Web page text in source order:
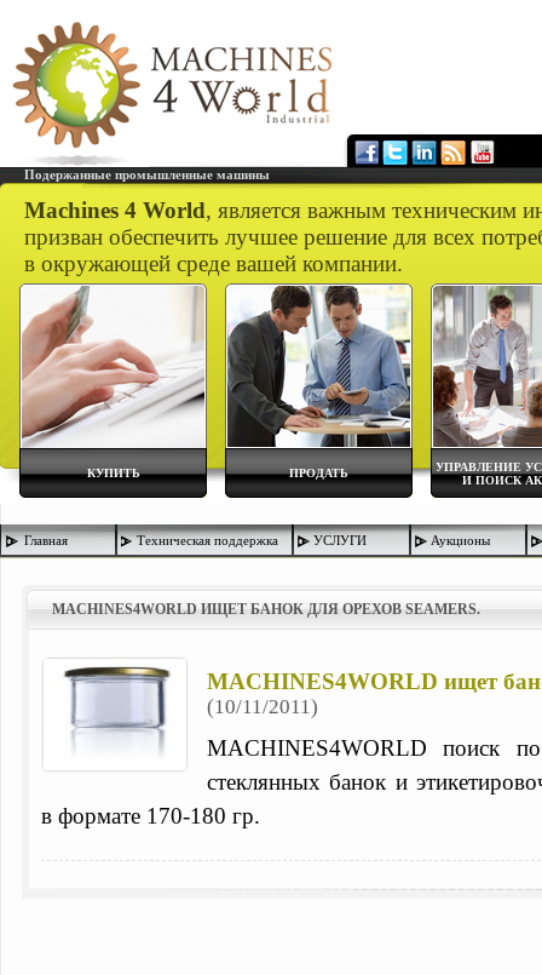
Подержанные промышленные машины
Machines 4 World, является важным техническим
призван обеспечить лучшее решение для всех
в окружающей среде вашей компании.
УПРАВЛЕНИЕ
И ПОИСК
ПРОДАТЬ
КУПИТЬ
Главная Техническая поддержка УСЛУГИ Аукционы
MACHINES4WORLD ИЩЕТ БАНОК ДЛЯ ОРЕХОВ SEAMERS.
MACHINES4WORLD ищет
(10/11/2011)
MACHINES4WORLD поиск
стеклянных банок и
в формате 170-180 гр.